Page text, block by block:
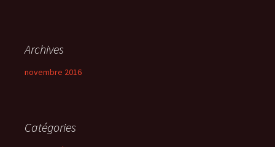
Archives
novembre 2016
Catégories